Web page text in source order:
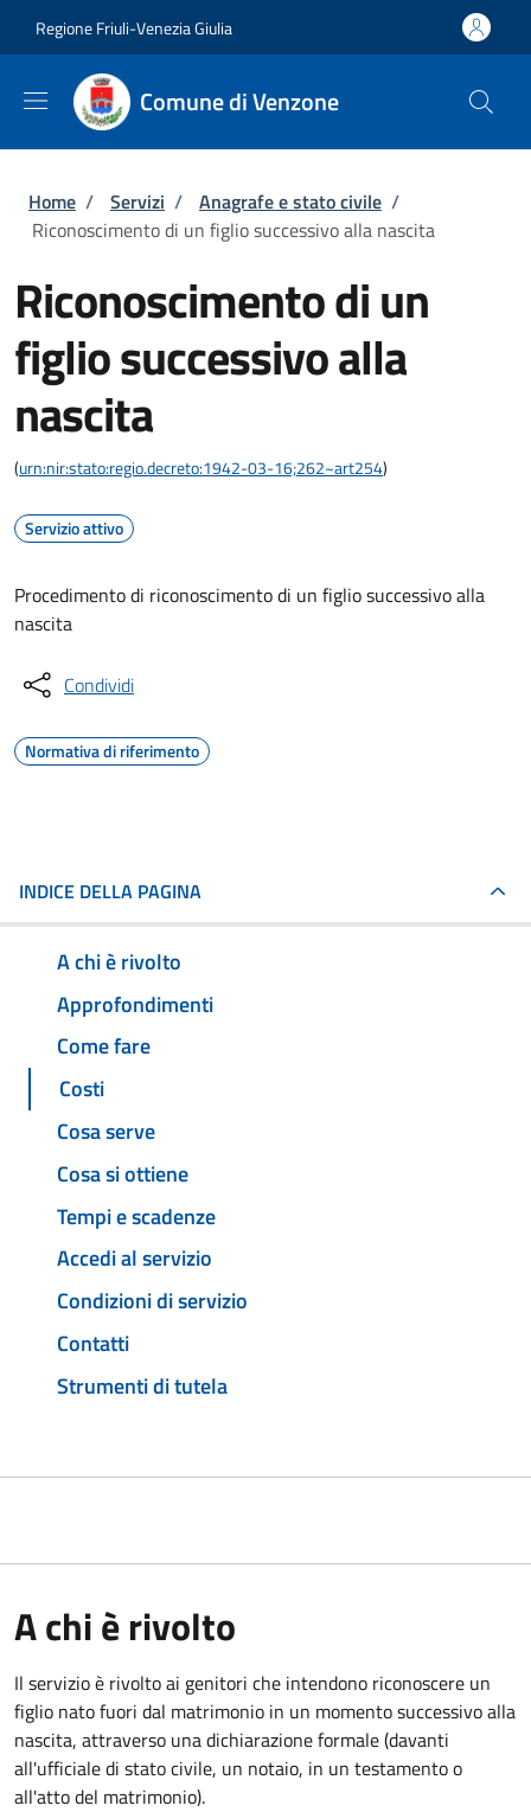
Regione Friuli-Venezia Giulia
Comune di Venzone
Briciole di pane
Home / Servizi / Anagrafe e stato civile /
Riconoscimento di un figlio successivo alla nascita
Riconoscimento di un
figlio successivo alla
nascita
(urn:nir:stato:regio.decreto:1942-03-16;262~art254)
Servizio attivo
Procedimento di riconoscimento di un figlio successivo alla
nascita
Condividi
Normativa di riferimento
INDICE DELLA PAGINA
A chi è rivolto
Approfondimenti
Come fare
Costi
Cosa serve
Cosa si ottiene
Tempi e scadenze
Accedi al servizio
Condizioni di servizio
Contatti
Strumenti di tutela
A chi è rivolto
Il servizio è rivolto ai genitori che intendono riconoscere un
figlio nato fuori dal matrimonio in un momento successivo alla
nascita, attraverso una dichiarazione formale (davanti
all'ufficiale di stato civile, un notaio, in un testamento o
all'atto del matrimonio).